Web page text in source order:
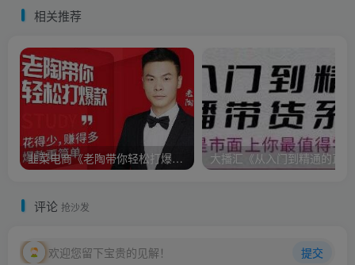
相关推荐
韭菜电商《老陶带你轻松打爆款》花的少，赚的多，轻松玩赚拼多多
评论 抢沙发
欢迎您留下宝贵的见解！ 提交